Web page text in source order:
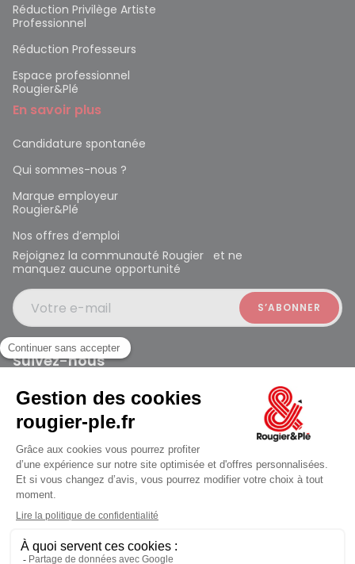
jusqu'au Samedi à 09:30
Réduction Privilège Artiste
Professionnel
Réduction Professeurs
Espace professionnel
Rougier&Plé
En savoir plus
Candidature spontanée
Qui sommes-nous ?
Marque employeur
Rougier&Plé
Nos offres d’emploi
Rejoignez la communauté Rougier et ne
manquez aucune opportunité
Votre e-mail
Suivez-nous
Rougier et Plé 2024 Copyright
Mentions légales
Conditions générales des ventes